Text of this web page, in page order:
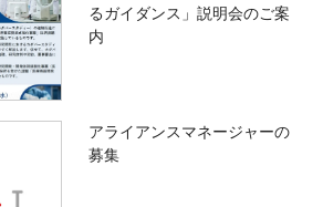
るガイダンス」説明会のご案
内
アライアンスマネージャーの
募集